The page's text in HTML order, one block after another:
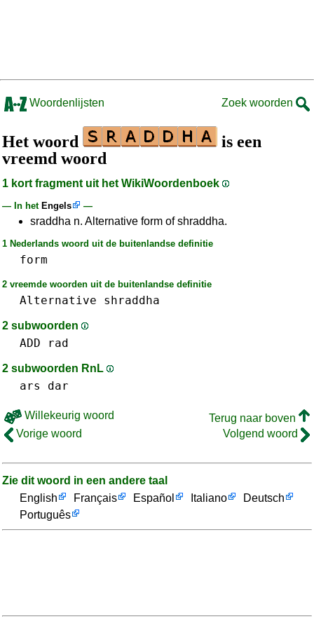
Woordenlijsten Zoek woorden
Het woord
is een
vreemd woord
1 kort fragment uit het WikiWoordenboek
— In het Engels —
sraddha n. Alternative form of shraddha.
1 Nederlands woord uit de buitenlandse definitie
form
2 vreemde woorden uit de buitenlandse definitie
Alternative shraddha
2 subwoorden
ADD rad
2 subwoorden RnL
ars dar
Willekeurig woord
Terug naar boven
Vorige woord
Volgend woord
Zie dit woord in een andere taal
English
Français Español Italiano
Deutsch
Português